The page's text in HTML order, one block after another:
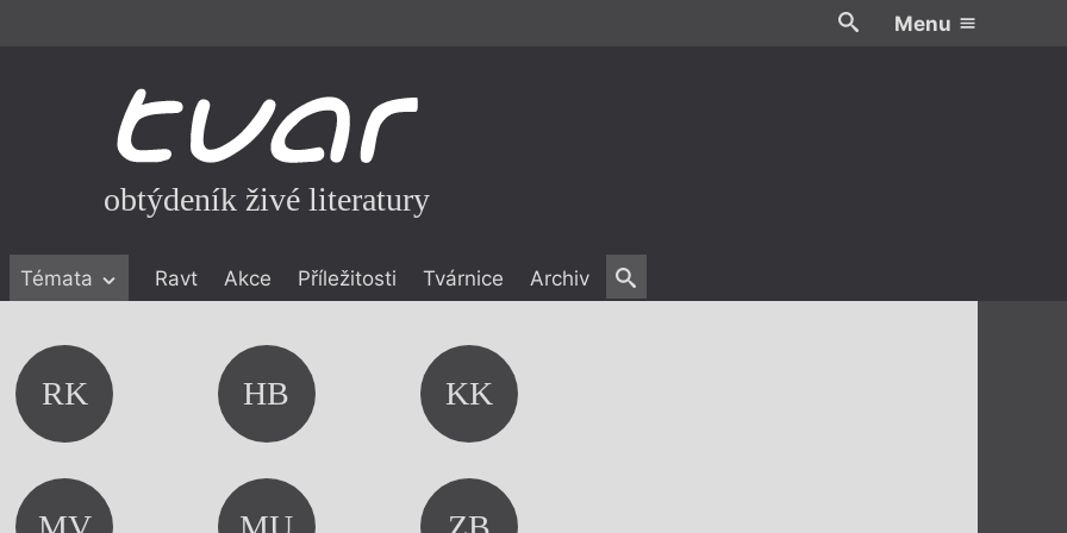
Menu
obtýdeník živé literatury
Témata Ravt Akce Příležitosti Tvárnice Archiv
RK HB KK